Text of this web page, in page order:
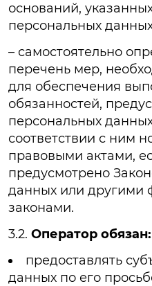
оснований,
персональных
– самостоятельно
перечень мер,
для обеспечения
обязанностей,
персональных
соответствии с ним
правовыми актами,
предусмотрено
данных или другими
законами.
3.2. Оператор обязан:
предоставлять
данных по его